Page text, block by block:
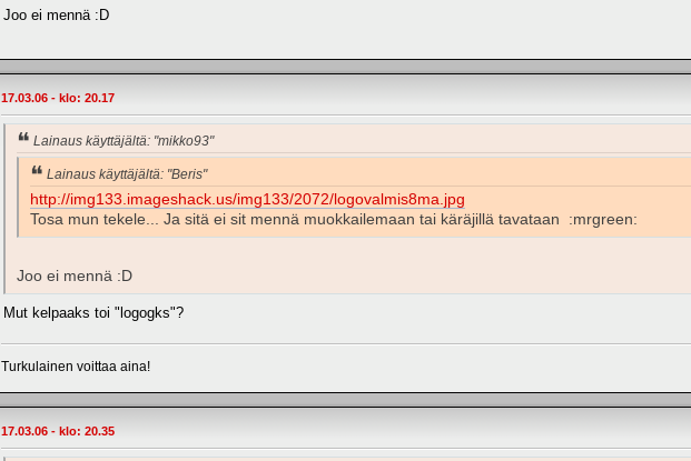
Joo ei mennä :D
17.03.06 - klo: 20.17
Lainaus käyttäjältä: "mikko93"
Lainaus käyttäjältä: "Beris"
http://img133.imageshack.us/img133/2072/logovalmis8ma.jpg
Tosa mun tekele... Ja sitä ei sit mennä muokkailemaan tai käräjillä tavataan :mrgreen:
Joo ei mennä :D
Mut kelpaaks toi "logogks"?
Turkulainen voittaa aina!
17.03.06 - klo: 20.35